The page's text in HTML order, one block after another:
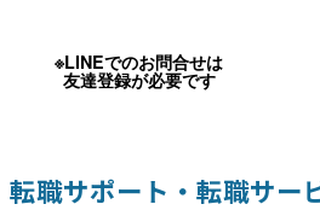
※LINEでのお問合せは
友達登録が必要です
転職サポート・転職サー